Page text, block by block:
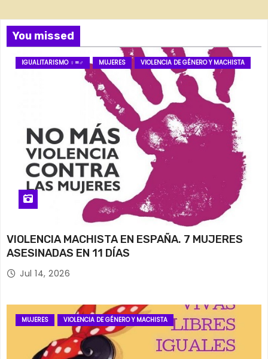
You missed
IGUALITARISMO ♀=♂ MUJERES VIOLENCIA DE GÉNERO Y MACHISTA
VIOLENCIA MACHISTA EN ESPAÑA. 7 MUJERES
ASESINADAS EN 11 DÍAS
Jul 14, 2026
MUJERES VIOLENCIA DE GÉNERO Y MACHISTA